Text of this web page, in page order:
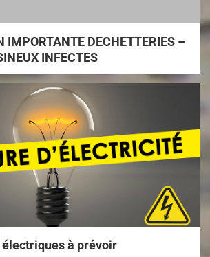
IMPORTANTE DECHETTERIES –
INFECTES
à prévoir